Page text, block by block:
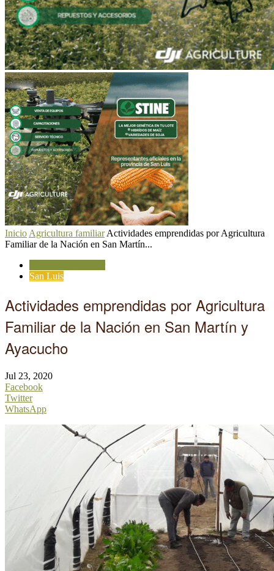
Inicio Agricultura familiar Actividades emprendidas por Agricultura
Familiar de la Nación en San Martín...
San Luis
Actividades emprendidas por Agricultura
Familiar de la Nación en San Martín y
Ayacucho
Jul 23, 2020
Facebook
Twitter
WhatsApp